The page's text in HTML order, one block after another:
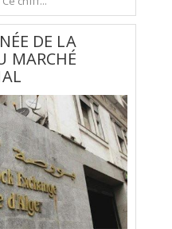
DE LA
MARCHÉ